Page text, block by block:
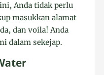
Anda tidak perlu
masukkan alamat
dan voila! Anda
dalam sekejap.